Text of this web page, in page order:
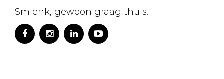
Smienk, gewoon graag thuis.